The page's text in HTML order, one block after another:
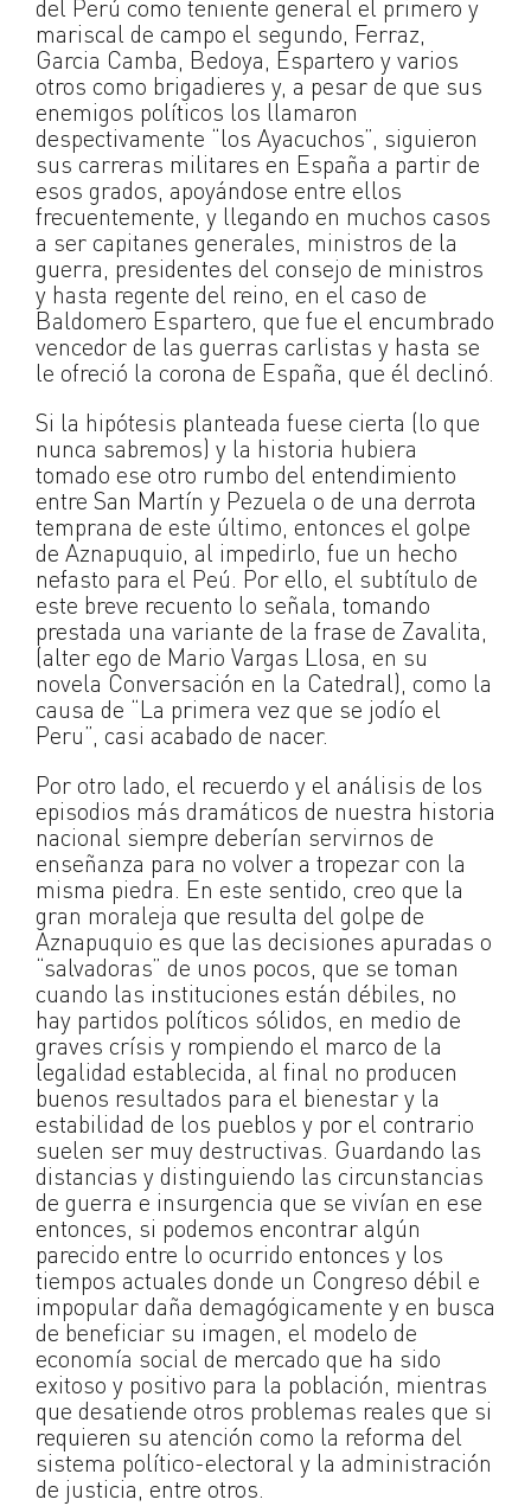
del Perú como teniente general el primero y
mariscal de campo el segundo, Ferraz,
Garcia Camba, Bedoya, Espartero y varios
otros como brigadieres y, a pesar de que sus
enemigos políticos los llamaron
despectivamente “los Ayacuchos”, siguieron
sus carreras militares en España a partir de
esos grados, apoyándose entre ellos
frecuentemente, y llegando en muchos casos
a ser capitanes generales, ministros de la
guerra, presidentes del consejo de ministros
y hasta regente del reino, en el caso de
Baldomero Espartero, que fue el encumbrado
vencedor de las guerras carlistas y hasta se
le ofreció la corona de España, que él declinó.
Si la hipótesis planteada fuese cierta (lo que
nunca sabremos) y la historia hubiera
tomado ese otro rumbo del entendimiento
entre San Martín y Pezuela o de una derrota
temprana de este último, entonces el golpe
de Aznapuquio, al impedirlo, fue un hecho
nefasto para el Peú. Por ello, el subtítulo de
este breve recuento lo señala, tomando
prestada una variante de la frase de Zavalita,
(alter ego de Mario Vargas Llosa, en su
novela Conversación en la Catedral), como la
causa de “La primera vez que se jodío el
Peru”, casi acabado de nacer.
Por otro lado, el recuerdo y el análisis de los
episodios más dramáticos de nuestra historia
nacional siempre deberían servirnos de
enseñanza para no volver a tropezar con la
misma piedra. En este sentido, creo que la
gran moraleja que resulta del golpe de
Aznapuquio es que las decisiones apuradas o
“salvadoras” de unos pocos, que se toman
cuando las instituciones están débiles, no
hay partidos políticos sólidos, en medio de
graves crísis y rompiendo el marco de la
legalidad establecida, al final no producen
buenos resultados para el bienestar y la
estabilidad de los pueblos y por el contrario
suelen ser muy destructivas. Guardando las
distancias y distinguiendo las circunstancias
de guerra e insurgencia que se vivían en ese
entonces, si podemos encontrar algún
parecido entre lo ocurrido entonces y los
tiempos actuales donde un Congreso débil e
impopular daña demagógicamente y en busca
de beneficiar su imagen, el modelo de
economía social de mercado que ha sido
exitoso y positivo para la población, mientras
que desatiende otros problemas reales que si
requieren su atención como la reforma del
sistema político-electoral y la administración
de justicia, entre otros.